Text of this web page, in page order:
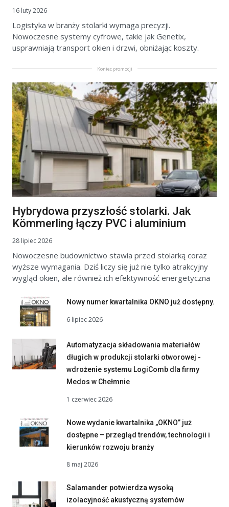
16 luty 2026
Logistyka w branży stolarki wymaga precyzji.
Nowoczesne systemy cyfrowe, takie jak Genetix,
usprawniają transport okien i drzwi, obniżając koszty.
Koniec promocji
Hybrydowa przyszłość stolarki. Jak
Kömmerling łączy PVC i aluminium
28 lipiec 2026
Nowoczesne budownictwo stawia przed stolarką coraz
wyższe wymagania. Dziś liczy się już nie tylko atrakcyjny
wygląd okien, ale również ich efektywność energetyczna
Nowy numer kwartalnika OKNO już dostępny.
6 lipiec 2026
Automatyzacja składowania materiałów
długich w produkcji stolarki otworowej -
wdrożenie systemu LogiComb dla firmy
Medos w Chełmnie
1 czerwiec 2026
Nowe wydanie kwartalnika „OKNO” już
dostępne – przegląd trendów, technologii i
kierunków rozwoju branży
8 maj 2026
Salamander potwierdza wysoką
izolacyjność akustyczną systemów